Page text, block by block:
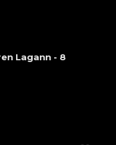
Lagann - 8